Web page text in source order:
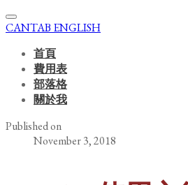
CANTAB ENGLISH
首頁
費用表
部落格
關於我
Published on
November 3, 2018